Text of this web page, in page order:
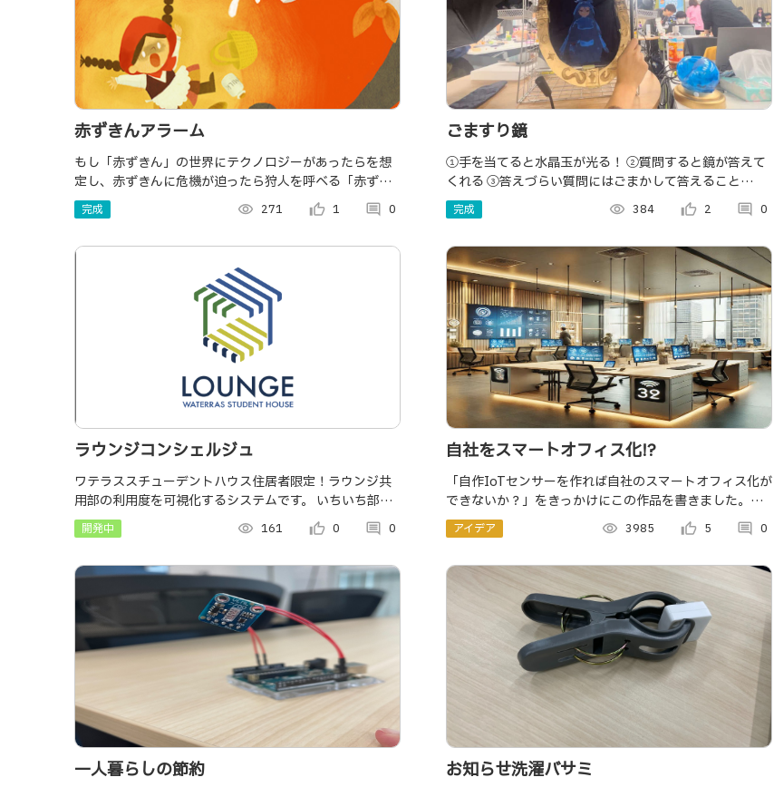
赤ずきんアラーム
もし「赤ずきん」の世界にテクノロジーがあったらを想
定し、赤ずきんに危機が迫ったら狩人を呼べる「赤ずき
んアラーム」を作成。スイッチ押下で写真と位置情報を
Slack（狩人）に送信し、迅速な救助を実現する。
完成 visibility 271 thumb_up_alt 1 comment 0
ごますり鏡
①手を当てると水晶玉が光る！ ②質問すると鏡が答えて
くれる ③答えづらい質問にはごまかして答えること
も…?
完成 visibility 384 thumb_up_alt 2 comment 0
ラウンジコンシェルジュ
ワテラススチューデントハウス住居者限定！ラウンジ共
用部の利用度を可視化するシステムです。 いちいち部屋
から出ないと確認できなかったけど、これでどこでも利
用状況を確認できる！
開発中 visibility 161 thumb_up_alt 0 comment 0
自社をスマートオフィス化!?
「自作IoTセンサーを作れば自社のスマートオフィス化が
できないか？」をきっかけにこの作品を書きました。こ
の作品（アイディア）を中心に様々なIoTセンサーを作っ
てスマートオフィス化を進めます！
アイデア visibility 3985 thumb_up_alt 5 comment 0
一人暮らしの節約 お知らせ洗濯バサミ